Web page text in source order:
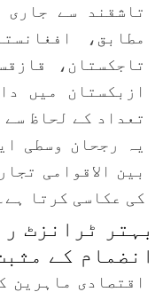
تاشقند سے
مطابق،
تاجکستان،
ازبکستان میں
تعداد کے لحاظ سے
یہ رجحان وسطی
بین الاقوامی
کی عکاسی کرتا ہے۔
بہتر ٹرانزٹ
انضمام کے
اقتصادی ماہرین